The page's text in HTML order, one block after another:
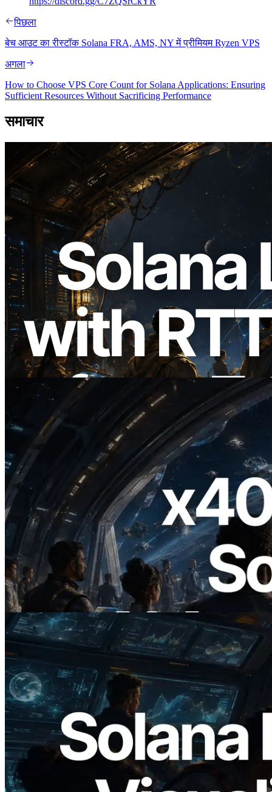
पिछला
बेच आउट का रीस्टॉक Solana FRA, AMS, NY में प्रीमियम Ryzen VPS
अगला
How to Choose VPS Core Count for Solana Applications: Ensuring
Sufficient Resources Without Sacrificing Performance
समाचार
2026.08.05
ERPC का Solana Leader Slot API अब 7
वैश्विक क्षेत्रों से ping मापता है — Validators
Information API भी लॉन्च
यह लेख पढ़ें
2026.07.04
ERPC ने x402 समर्थित Solana RPC लॉन्च
किया — AI एजेंट अब जरूरत के API के लिए ऑन-
डिमांड भुगतान कर सकते हैं
यह लेख पढ़ें
2026.05.24
Validators Solutions ने Solana Block